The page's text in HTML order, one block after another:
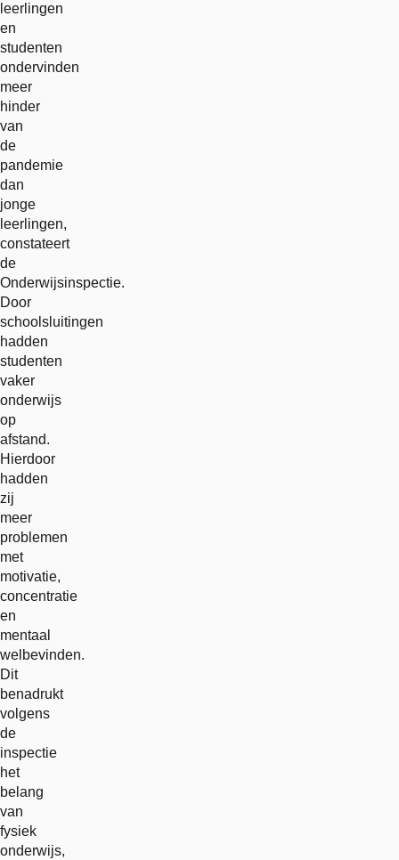
leerlingen
en
studenten
ondervinden
meer
hinder
van
de
pandemie
dan
jonge
leerlingen,
constateert
de
Onderwijsinspectie.
Door
schoolsluitingen
hadden
studenten
vaker
onderwijs
op
afstand.
Hierdoor
hadden
zij
meer
problemen
met
motivatie,
concentratie
en
mentaal
welbevinden.
Dit
benadrukt
volgens
de
inspectie
het
belang
van
fysiek
onderwijs,